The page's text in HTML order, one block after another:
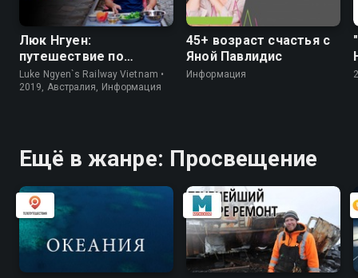
Люк Нгуен:
путешествие по
Вьетнаму
Luke Ngyen`s Railway Vietnam •
2019, Австралия, Информация
45+ возраст счастья с
Яной Павлидис
Информация
Ещё в жанре: Просвещение